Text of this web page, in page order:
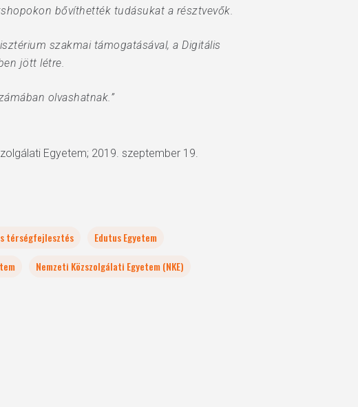
bővíthették tudásukat a résztvevők.
szakmai támogatásával, a Digitális
jött létre.
olvashatnak.”
Egyetem; 2019. szeptember 19.
térségfejlesztés
Edutus Egyetem
Nemzeti Közszolgálati Egyetem (NKE)